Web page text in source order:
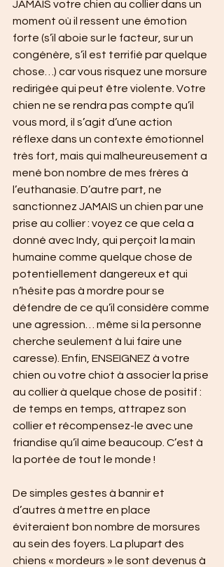
JAMAIS votre chien au collier dans un
moment où il ressent une émotion
forte (s’il aboie sur le facteur, sur un
congénère, s’il est terrifié par quelque
chose…) car vous risquez une morsure
redirigée qui peut être violente. Votre
chien ne se rendra pas compte qu’il
vous mord, il s’agit d’une action
réflexe dans un contexte émotionnel
très fort, mais qui malheureusement a
mené bon nombre de mes frères à
l’euthanasie. D’autre part, ne
sanctionnez JAMAIS un chien par une
prise au collier : voyez ce que cela a
donné avec Indy, qui perçoit la main
humaine comme quelque chose de
potentiellement dangereux et qui
n’hésite pas à mordre pour se
défendre de ce qu’il considère comme
une agression… même si la personne
cherche seulement à lui faire une
caresse). Enfin, ENSEIGNEZ à votre
chien ou votre chiot à associer la prise
au collier à quelque chose de positif :
de temps en temps, attrapez son
collier et récompensez-le avec une
friandise qu’il aime beaucoup. C’est à
la portée de tout le monde !
De simples gestes à bannir et
d’autres à mettre en place
éviteraient bon nombre de morsures
au sein des foyers. La plupart des
chiens « mordeurs » le sont devenus à